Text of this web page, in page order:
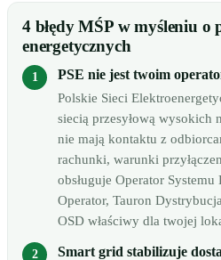
4 błędy MŚP w myśleniu o
energetycznych
PSE nie jest twoim
Polskie Sieci
siecią przesyłową
nie mają kontaktu z
rachunki, warunki
obsługuje Operator
Operator, Tauron
OSD właściwy dla twojej
Smart grid stabilizuje